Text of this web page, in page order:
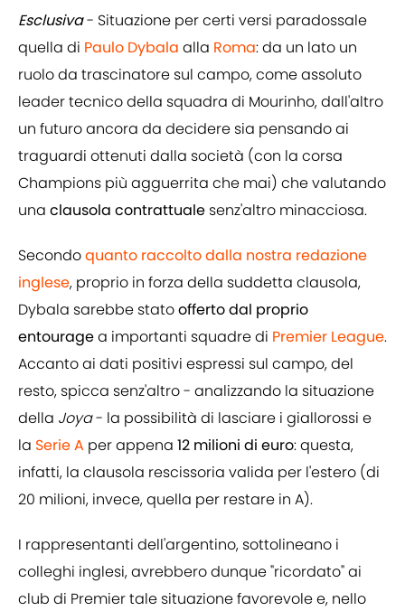
Esclusiva- Situazione per certi versi paradossale
quella di Paulo Dybala alla Roma: da un lato un
ruolo da trascinatore sul campo, come assoluto
leader tecnico della squadra di Mourinho, dall'altro
un futuro ancora da decidere sia pensando ai
traguardi ottenuti dalla società (con la corsa
Champions più agguerrita che mai) che valutando
una clausola contrattuale senz'altro minacciosa.
Secondoquanto raccolto dalla nostra redazione
inglese, proprio in forza della suddetta clausola,
Dybala sarebbe statoofferto dal proprio
entouragea importanti squadre di Premier League.
Accanto ai dati positivi espressi sul campo, del
resto, spicca senz'altro - analizzando la situazione
della Joya- la possibilità di lasciare i giallorossi e
la Serie A per appena 12 milioni di euro: questa,
infatti, la clausola rescissoria valida per l'estero (di
20 milioni, invece, quella per restare in A).
I rappresentanti dell'argentino, sottolineano i
colleghi inglesi, avrebbero dunque "ricordato" ai
club di Premier tale situazione favorevole e, nello